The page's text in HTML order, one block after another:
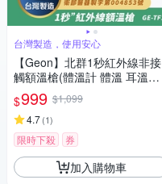
台灣製造，使用安心
【Geon】北群1秒紅外線非接
觸額溫槍(體溫計 體溫 耳溫槍
紅外線額溫槍/GE-TF11)
$999 $1,099
4.7(1)
限時下殺 券
加入購物車